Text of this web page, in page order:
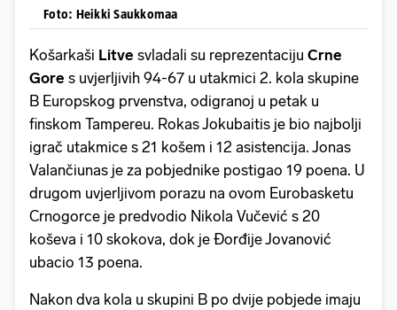
Foto: Heikki Saukkomaa
Košarkaši Litve svladali su reprezentaciju Crne
Gore s uvjerljivih 94-67 u utakmici 2. kola skupine
B Europskog prvenstva, odigranoj u petak u
finskom Tampereu. Rokas Jokubaitis je bio najbolji
igrač utakmice s 21 košem i 12 asistencija. Jonas
Valančiunas je za pobjednike postigao 19 poena. U
drugom uvjerljivom porazu na ovom Eurobasketu
Crnogorce je predvodio Nikola Vučević s 20
koševa i 10 skokova, dok je Đorđije Jovanović
ubacio 13 poena.
Nakon dva kola u skupini B po dvije pobjede imaju